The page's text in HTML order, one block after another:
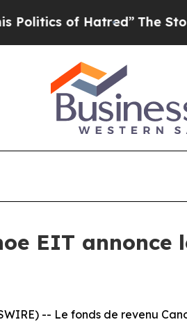
of Hatred” The Story
EIT
-- Le fonds de revenu